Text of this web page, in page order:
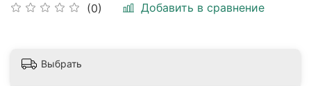
(0) Добавить в сравнение
Выбрать